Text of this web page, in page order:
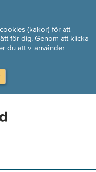
(kakor) för att
för dig. Genom att klicka
du att vi använder